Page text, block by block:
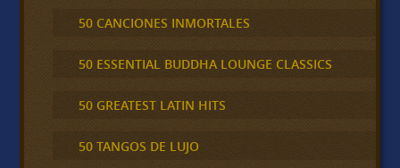
50 CANCIONES INMORTALES
50 ESSENTIAL BUDDHA LOUNGE CLASSICS
50 GREATEST LATIN HITS
50 TANGOS DE LUJO